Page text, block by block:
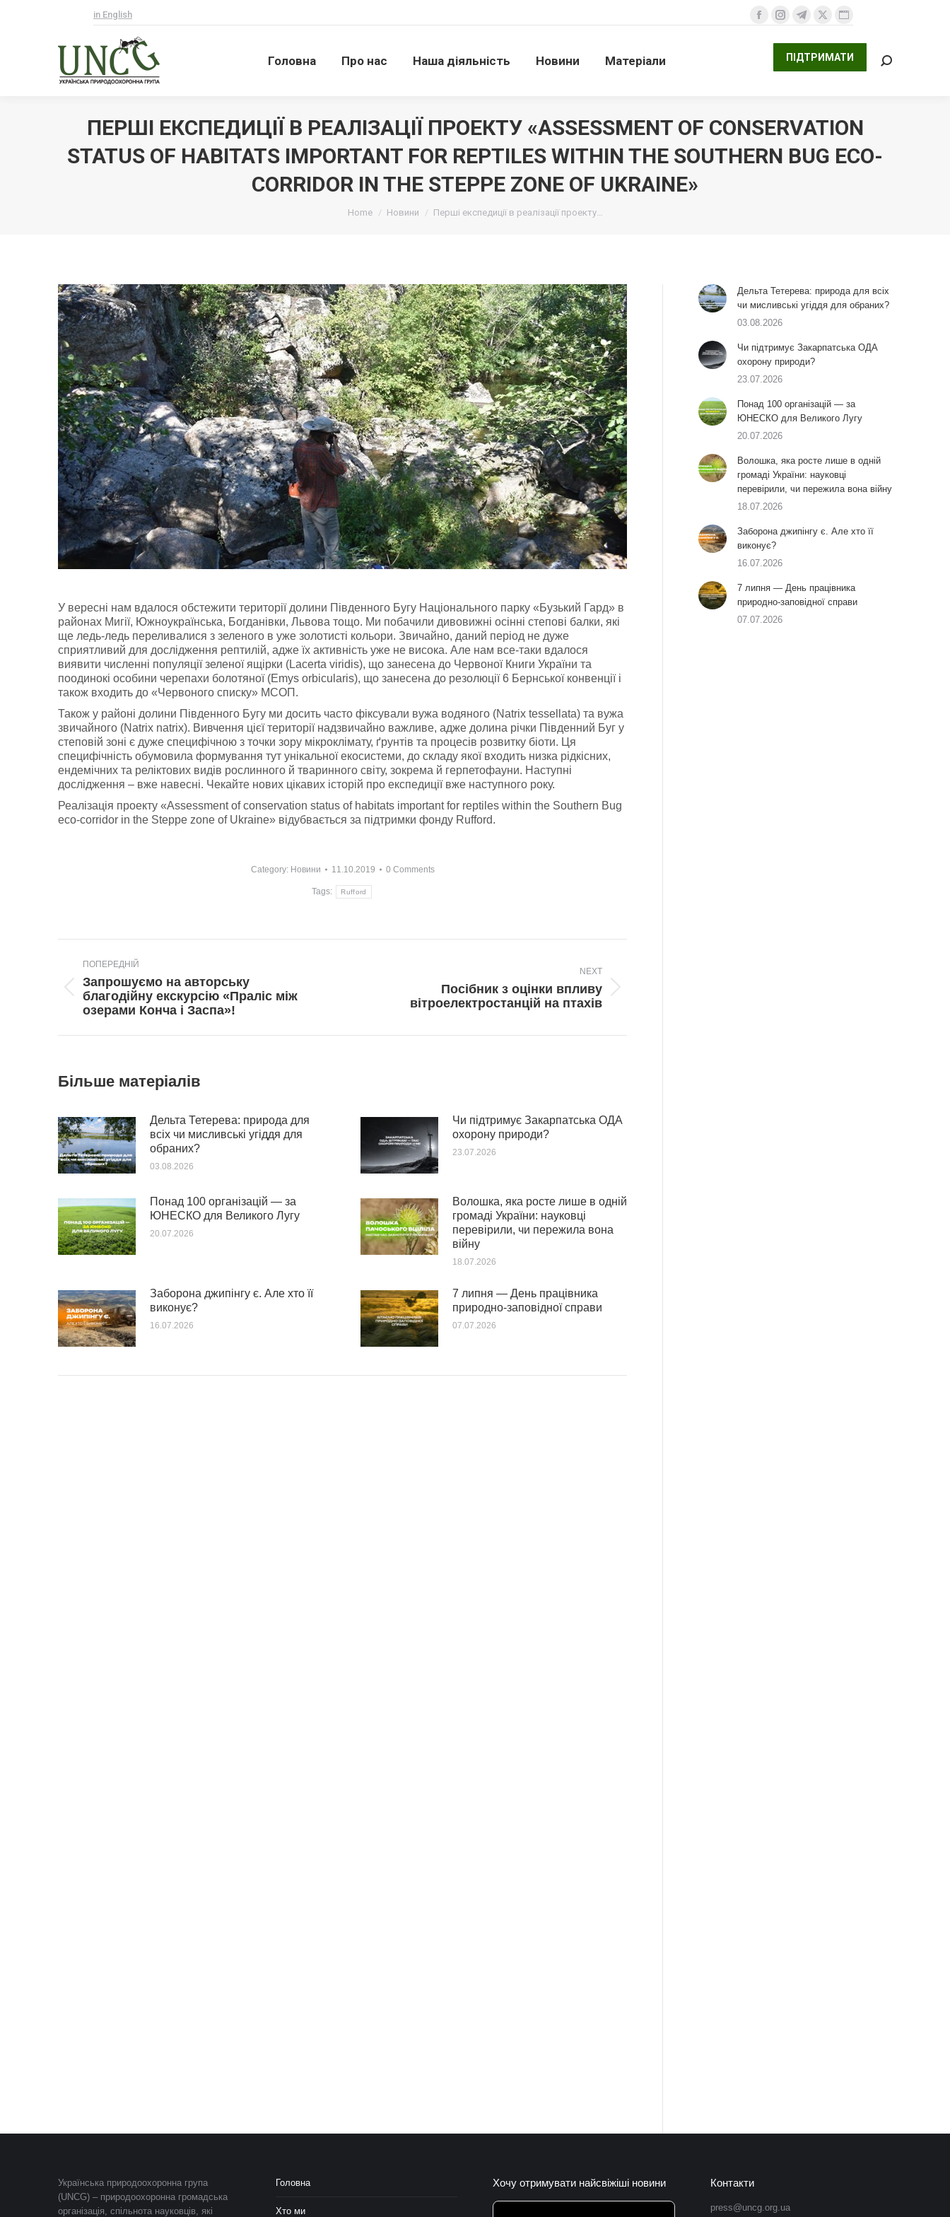
in English
Facebook
сторінка
відкривається
Instagram
сторінка
відкривається
Telegram
сторінка
відкривається
X
сторінка
відкривається
Website
сторінка
відкривається
Головна Про нас Наша діяльність Новини Матеріали ПІДТРИМАТИ Search:
ПЕРШІ ЕКСПЕДИЦІЇ В РЕАЛІЗАЦІЇ ПРОЕКТУ «ASSESSMENT OF CONSERVATION
STATUS OF HABITATS IMPORTANT FOR REPTILES WITHIN THE SOUTHERN BUG ECO-
CORRIDOR IN THE STEPPE ZONE OF UKRAINE»
Home Новини Перші експедиції в реалізації проекту…
У вересні нам вдалося обстежити території долини Південного Бугу Національного парку «Бузький Гард» в
районах Мигії, Южноукраїнська, Богданівки, Львова тощо. Ми побачили дивовижні осінні степові балки, які
ще ледь-ледь переливалися з зеленого в уже золотисті кольори. Звичайно, даний період не дуже
сприятливий для дослідження рептилій, адже їх активність уже не висока. Але нам все-таки вдалося
виявити численні популяції зеленої ящірки (Lacerta viridis), що занесена до Червоної Книги України та
поодинокі особини черепахи болотяної (Emys orbicularis), що занесена до резолюції 6 Бернської конвенції і
також входить до «Червоного списку» МСОП.
Також у районі долини Південного Бугу ми досить часто фіксували вужа водяного (Natrix tessellata) та вужа
звичайного (Natrix natrix). Вивчення цієї території надзвичайно важливе, адже долина річки Південний Буг у
степовій зоні є дуже специфічною з точки зору мікроклімату, ґрунтів та процесів розвитку біоти. Ця
специфічність обумовила формування тут унікальної екосистеми, до складу якої входить низка рідкісних,
ендемічних та реліктових видів рослинного й тваринного світу, зокрема й герпетофауни. Наступні
дослідження – вже навесні. Чекайте нових цікавих історій про експедиції вже наступного року.
Реалізація проекту «Assessment of conservation status of habitats important for reptiles within the Southern Bug
eco-corridor in the Steppe zone of Ukraine» відубвається за підтримки фонду Rufford.
Category: Новини 11.10.2019 0 Comments
Tags: Rufford
navigation
ПОПЕРЕДНІЙ
Попередній
пост:
Запрошуємо на авторську
благодійну екскурсію «Праліс між
озерами Конча і Заспа»!
NEXT
Посібник з оцінки впливу
вітроелектростанцій на птахів
Більше матеріалів
Дельта Тетерева: природа для
всіх чи мисливські угіддя для
обраних?
03.08.2026
Чи підтримує Закарпатська ОДА
охорону природи?
23.07.2026
Понад 100 організацій — за
ЮНЕСКО для Великого Лугу
20.07.2026
Волошка, яка росте лише в одній
громаді України: науковці
перевірили, чи пережила вона
війну
18.07.2026
Заборона джипінгу є. Але хто її
виконує?
16.07.2026
7 липня — День працівника
природно-заповідної справи
07.07.2026
Дельта Тетерева: природа для всіх
чи мисливські угіддя для обраних?
03.08.2026
Чи підтримує Закарпатська ОДА
охорону природи?
23.07.2026
Понад 100 організацій — за
ЮНЕСКО для Великого Лугу
20.07.2026
Волошка, яка росте лише в одній
громаді України: науковці
перевірили, чи пережила вона війну
18.07.2026
Заборона джипінгу є. Але хто її
виконує?
16.07.2026
7 липня — День працівника
природно-заповідної справи
07.07.2026
Українська природоохоронна група
(UNCG) – природоохоронна громадська
організація, спільнота науковців, які
Головна
Хто ми
Хочу отримувати найсвіжіші новини Контакти
press@uncg.org.ua
Головна Про нас Наша діяльність Новини Матеріали ПІДТРИМАТИ